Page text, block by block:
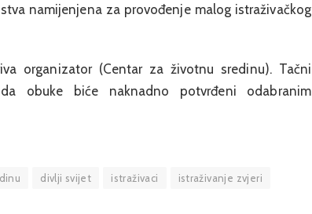
namijenjena za provođenje malog istraživačkog
organizator (Centar za životnu sredinu). Tačni
obuke biće naknadno potvrđeni odabranim
divlji svijet istraživaci
istraživanje zvjeri